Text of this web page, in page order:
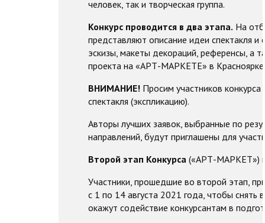
человек, так и творческая группа.
Конкурс проводится в два этапа. На
представляют описание идеи спектакля
эскизы, макеты декораций, референсы, а
проекта на «АРТ-МАРКЕТЕ» в
ВНИМАНИЕ!Просим участников
спектакля (экспликацию).
Авторы лучших заявок, выбранные по
направлений, будут приглашены для
Второй этап Конкурса («АРТ-МАРКЕТ»)
Участники, прошедшие во второй этап,
с 1 по 14 августа 2021 года, чтобы снять
окажут содействие конкурсантам в